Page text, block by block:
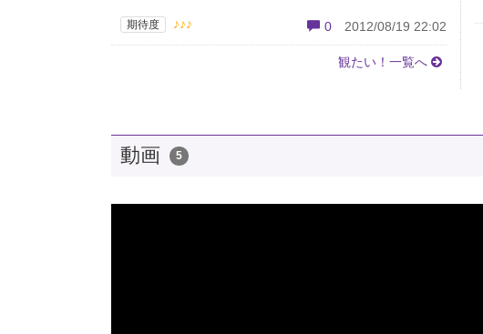
期待度 ♪♪♪ 0 2012/08/19 22:02
観たい！一覧へ
動画 5